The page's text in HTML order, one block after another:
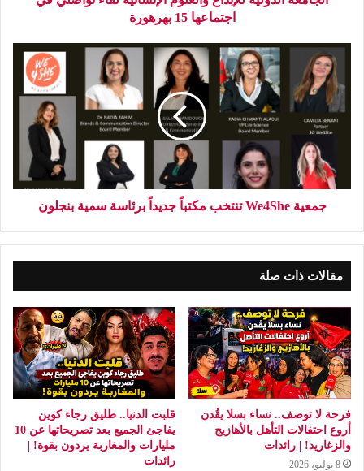
اجتماعها 15 بهرهورة
جمعية We4She تنتخب مكتباً جديداً برئاسة سمية بنجلون
مقالات ذات صلة
فرحة لا توصف.. نساء بسلا يقُدن
أروع احتفالات التأهل بالأهازيج
والزغاريد! | رائدات
8 يوليو، 2026
قلبت الدنيا.. طليق رجاء كوين
يفاجئ الجميع بعد تصريحاتها عن 10
مليارات والمغاربة يردون بقوة! |
رائدات